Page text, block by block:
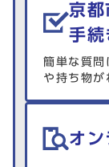
京都
手続
簡単な質問
や持ち物が
オン